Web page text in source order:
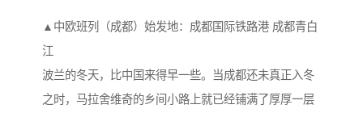
▲中欧班列（成都）始发地：成都国际铁路港 成都青白
江
波兰的冬天，比中国来得早一些。当成都还未真正入冬
之时，马拉舍维奇的乡间小路上就已经铺满了厚厚一层